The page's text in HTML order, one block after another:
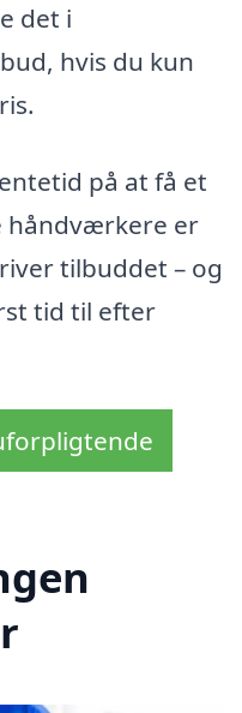
det i
hvis du kun
på at få et
håndværkere er
tilbuddet – og
tid til efter